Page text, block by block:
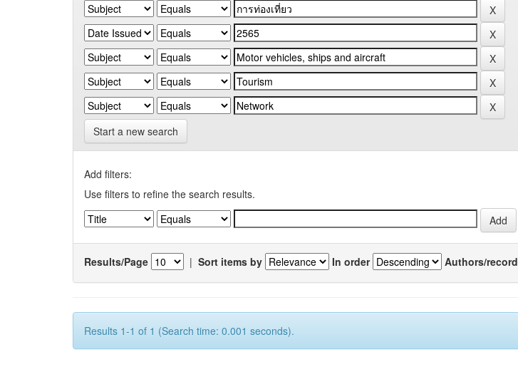
Start a new search
Add filters:
Use filters to refine the search results.
Results/Page | Sort items by In order Authors/record
Results 1-1 of 1 (Search time: 0.001 seconds).